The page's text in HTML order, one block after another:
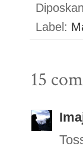
Label:
15